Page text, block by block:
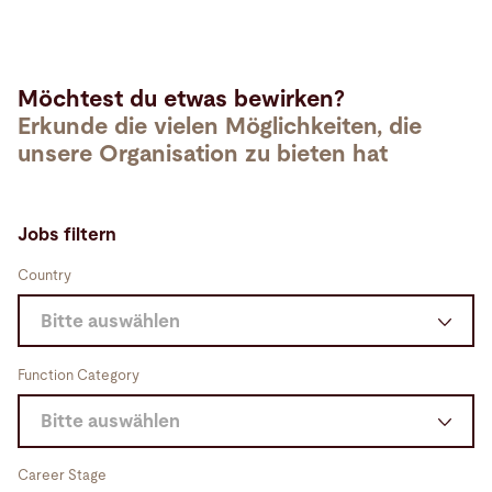
Möchtest du etwas bewirken?
Erkunde die vielen Möglichkeiten, die
unsere Organisation zu bieten hat
Jobs filtern
Country
Bitte auswählen
Australien (0)
Schweiz (0)
Deutschland (0)
Function Category
Bitte auswählen
Engineering & Development (12)
Career Stage